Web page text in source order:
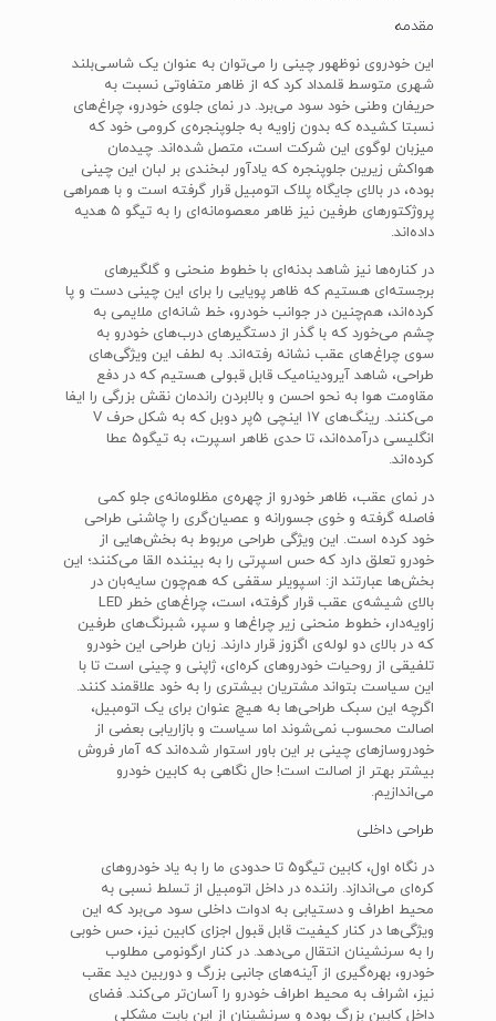
مقدمه
این خودروی نوظهور چینی را می‌توان به عنوان یک شاسی‌بلند
شهری متوسط قلمداد کرد که از ظاهر متفاوتی نسبت به
حریفان وطنی خود سود می‌برد. در نمای جلوی خودرو، چراغ‌های
نسبتا کشیده که بدون زاویه به جلوپنجره‌ی کرومی خود که
میزبان لوگوی این شرکت است، متصل شده‌اند. چیدمان
هواکش زیرین جلوپنجره که یادآور لبخندی بر لبان این چینی
بوده، در بالای جایگاه پلاک اتومبیل قرار گرفته است و با همراهی
پروژکتورهای طرفین نیز ظاهر معصومانه‌ای را به تیگو 5 هدیه
داده‌اند.
در کناره‌ها نیز شاهد بدنه‌ای با خطوط منحنی و گلگیر‌های
برجسته‌‌ای هستیم که ظاهر پویایی را برای این چینی دست و پا
کرده‌اند، هم‌چنین در جوانب خودرو، خط‌ شانه‌ای ملایمی به
چشم می‌خورد که با گذر از دستگیر‌های درب‌‌های خودرو به
سوی چراغ‌های عقب نشانه رفته‌اند. به لطف این ویژگی‌های
طراحی، شاهد آیرودینامیک قابل قبولی هستیم که در دفع
مقاومت هوا به نحو احسن و بالابردن راندمان نقش بزرگی را ایفا
می‌کنند. رینگ‌های 17 اینچی 5پر دوبل که به شکل حرف V
انگلیسی درآمده‌اند، تا حدی ظاهر اسپرت، به تیگو5 عطا
کرده‌اند.
در نمای عقب، ظاهر خودرو از چهره‌ی مظلومانه‌ی جلو کمی
فاصله گرفته و خوی جسورانه و عصیان‌گری را چاشنی طراحی
خود کرده است. این ویژگی طراحی مربوط به بخش‌هایی از
خودرو تعلق دارد که حس اسپرتی را به بیننده القا می‌کنند؛ این
بخش‌ها عبارتند از: اسپویلر سقفی که هم‌چون سایه‌بان در
بالای شیشه‌ی عقب قرار گرفته، است، چراغ‌های خطر LED
زاویه‌دار، خطوط منحنی زیر چراغ‌ها و سپر، شبرنگ‌های طرفین
که در بالای دو لوله‌ی اگزوز قرار دارند. زبان طراحی این خودرو
تلفیقی از روحیات خودروهای کره‌ای، ژاپنی و چینی است تا با
این سیاست بتواند مشتریان بیشتری را به خود علاقمند کنند.
اگرچه این سبک طراحی‌ها به هیچ‌ عنوان برای یک اتومبیل،
اصالت محسوب نمی‌شوند اما سیاست و بازاریابی بعضی از
خودروسازهای چینی بر این باور استوار شده‌اند که آمار فروش
بیشتر بهتر از اصالت است! حال نگاهی به کابین خودرو
می‌اندازیم.
طراحی داخلی
در نگاه اول، کابین تیگو5 تا حدودی ما را به یاد خودروهای
کره‌ای می‌اندازد. راننده در داخل اتومبیل از تسلط نسبی به
محیط اطراف و دستیابی به ادوات داخلی سود می‌برد که این
ویژگی‌ها در کنار کیفیت قابل قبول اجزای کابین نیز، حس خوبی
را به سرنشینان انتقال می‌دهد. در کنار ارگونومی مطلوب
خودرو، بهره‌گیری از آینه‌های جانبی بزرگ و دوربین دید عقب
نیز، اشراف به محیط اطراف خودرو را آسان‌تر می‌کند. فضای
داخل کابین بزرگ بوده و سرنشینان از این بابت مشکلی